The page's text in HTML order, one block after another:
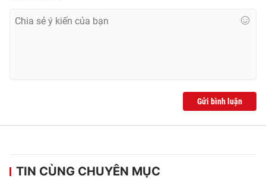
Gửi bình luận
TIN CÙNG CHUYÊN MỤC